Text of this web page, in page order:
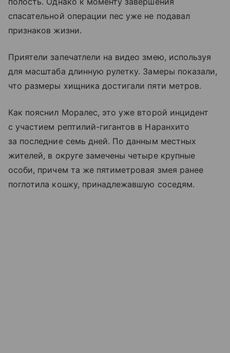
спасательной операции пес уже не подавал
признаков жизни.
Приятели запечатлели на видео змею, используя
для масштаба длинную рулетку. Замеры показали,
что размеры хищника достигали пяти метров.
Как пояснил Моралес, это уже второй инцидент
с участием рептилий-гигантов в Наранхито
за последние семь дней. По данным местных
жителей, в округе замечены четыре крупные
особи, причем та же пятиметровая змея ранее
поглотила кошку, принадлежавшую соседям.